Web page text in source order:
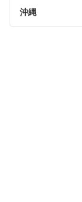
沖縄